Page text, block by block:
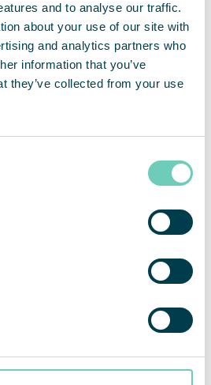
and to analyse our traffic.
about your use of our site with
and analytics partners who
information that you’ve
they’ve collected from your use
av premiumlösningar
av inomhusmiljöer. Bolagets
uthyrning av modulbaserade
QleanAirs
filterteknologi som fångar,
Verksamhetens
i Sverige och aktien handlas på
Advisor. Se mer